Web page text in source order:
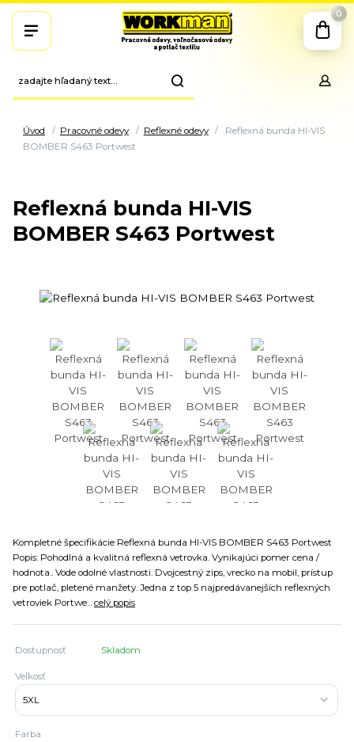
0
Úvod Pracovné odevy Reflexné odevy
Reflexná bunda HI-VIS
BOMBER S463 Portwest
Reflexná bunda HI-VIS
BOMBER S463 Portwest
Kompletné špecifikácie Reflexná bunda HI-VIS BOMBER S463 Portwest
Popis: Pohodlná a kvalitná reflexná vetrovka. Vynikajúci pomer cena /
hodnota.. Vode odolné vlastnosti. Dvojcestný zips, vrecko na mobil, prístup
pre potlač, pletené manžety. Jedna z top 5 najpredávanejších reflexných
vetroviek Portwe... celý popis
Dostupnosť Skladom
Veľkosť
Farba